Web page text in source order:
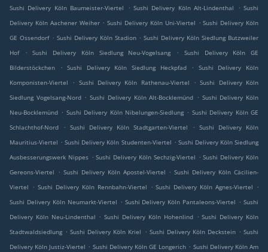
Sushi Delivery Köln Baumeister-Viertel
. Sushi Delivery Köln Alt-Lindenthal . Sushi
Delivery Köln Aachener Weiher . Sushi Delivery Köln Uni-Viertel . Sushi Delivery Köln
GE Ossendorf . Sushi Delivery Köln Stadion . Sushi Delivery Köln Siedlung Butzweiler
Hof
. Sushi Delivery Köln Siedlung Neu-Vogelsang .
Sushi Delivery Köln GE
Bilderstöckchen
. Sushi Delivery Köln Siedlung Heckpfad .
Sushi Delivery Köln
Komponisten-Viertel
. Sushi Delivery Köln Rathenau-Viertel . Sushi Delivery Köln
Siedlung Vogelsang-Nord . Sushi Delivery Köln Alt-Bocklemünd . Sushi Delivery Köln
Neu-Bocklemünd . Sushi Delivery Köln Nibelungen-Siedlung . Sushi Delivery Köln GE
Schlachthof-Nord
. Sushi Delivery Köln Stadtgarten-Viertel . Sushi Delivery Köln
Mauritius-Viertel . Sushi Delivery Köln Studenten-Viertel . Sushi Delivery Köln Siedlung
Ausbesserungswerk Nippes . Sushi Delivery Köln Sechzig-Viertel . Sushi Delivery Köln
Gereons-Viertel
. Sushi Delivery Köln Apostel-Viertel . Sushi Delivery Köln Cäcilien-
Viertel
. Sushi Delivery Köln Rennbahn-Viertel . Sushi Delivery Köln Agnes-Viertel
.
Sushi Delivery Köln Neumarkt-Viertel . Sushi Delivery Köln Pantaleons-Viertel . Sushi
Delivery Köln Neu-Lindenthal . Sushi Delivery Köln Hohenlind . Sushi Delivery Köln
Stadtwaldsiedlung . Sushi Delivery Köln Kriel . Sushi Delivery Köln Deckstein . Sushi
Delivery Köln Justiz-Viertel . Sushi Delivery Köln GE Longerich . Sushi Delivery Köln Am